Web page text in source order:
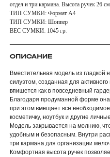
отдел и три кармана. Высота ручек 26
ТИП СУМКИ: Формат А4
ТИП СУМКИ: Шоппер
ВЕС СУМКИ: 1045 гр.
ОПИСАНИЕ
Вместительная модель из гладкой
силуэтом, созданная для
впишется как в повседневный
Благодаря продуманной форме она
при этом вмещает всё
косметичку, ноутбук и другие
Модель закрывается на молнию,
удобным и безопасным. Внутри
три кармана для организации
Комфортная высота ручек